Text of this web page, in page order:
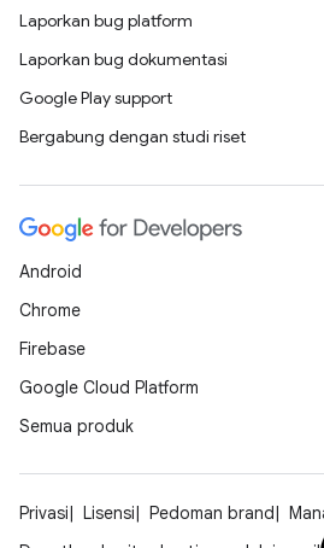
Laporkan bug platform
Laporkan bug dokumentasi
Google Play support
Bergabung dengan studi riset
Android
Chrome
Firebase
Google Cloud Platform
Semua produk
Privasi Lisensi Pedoman brand